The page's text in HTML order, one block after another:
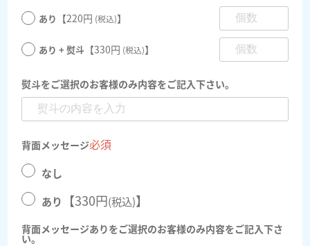
あり 【220円 (税込)】
あり + 熨斗 【330円 (税込)】
熨斗をご選択のお客様のみ内容をご記入下さい。
背面メッセージ必須
なし
あり
【330円(税込)】
背面メッセージありをご選択のお客様のみ内容をご記入下さ
い。